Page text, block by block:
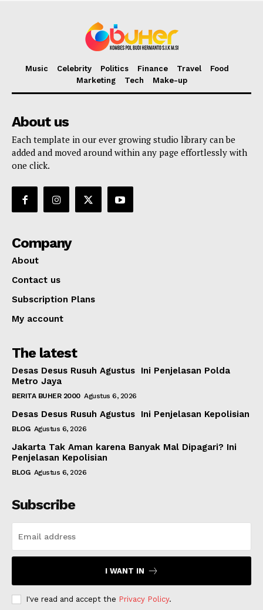
Music Celebrity Politics Finance Travel
Food
Marketing
Tech Make-up
About us
Each template in our ever growing studio library can be
added and moved around within any page effortlessly with
one click.
Company
About
Contact us
Subscription Plans
My account
The latest
Desas Desus Rusuh Agustus Ini Penjelasan Polda
Metro Jaya
BERITA BUHER 2000 Agustus 6, 2026
Desas Desus Rusuh Agustus Ini Penjelasan Kepolisian
BLOG Agustus 6, 2026
Jakarta Tak Aman karena Banyak Mal Dipagari? Ini
Penjelasan Kepolisian
BLOG Agustus 6, 2026
Subscribe
I WANT IN
I've read and accept the Privacy Policy.